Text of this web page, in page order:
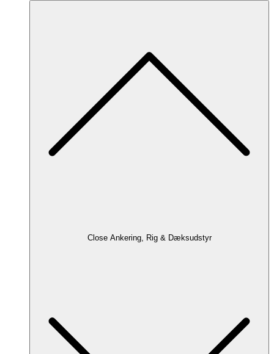
Close Ankering, Rig & Dæksudstyr